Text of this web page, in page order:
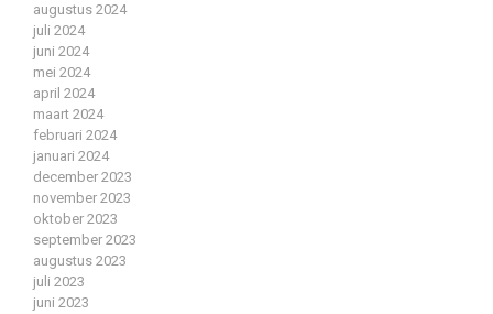
augustus 2024
juli 2024
juni 2024
mei 2024
april 2024
maart 2024
februari 2024
januari 2024
december 2023
november 2023
oktober 2023
september 2023
augustus 2023
juli 2023
juni 2023